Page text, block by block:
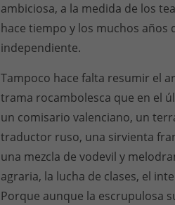
ambiciosa, a la medida de los
hace tiempo y los muchos años
independiente.
Tampoco hace falta resumir el
trama rocambolesca que en el
un comisario valenciano, un
traductor ruso, una sirvienta
una mezcla de vodevil y
agraria, la lucha de clases, el
Porque aunque la escrupulosa